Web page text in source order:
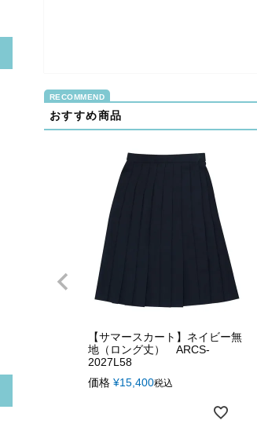
おすすめ商品
【サマースカート】ネイビー無
地（ロング丈） ARCS-
2027L58
価格 ¥15,400税込